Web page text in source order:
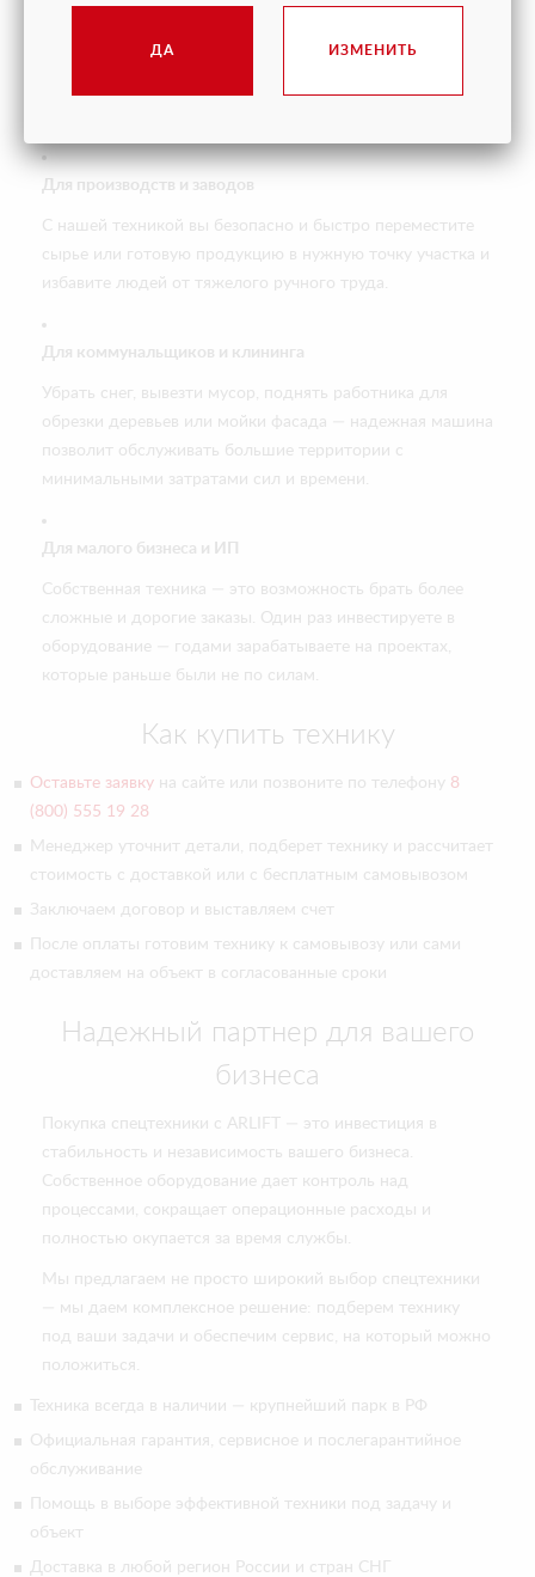
убытки. Собственная техника позволяет оперативно
Для производств и заводов
С нашей техникой вы безопасно и быстро переместите
сырье или готовую продукцию в нужную точку участка и
избавите людей от тяжелого ручного труда.
Для коммунальщиков и клининга
Убрать снег, вывезти мусор, поднять работника для
обрезки деревьев или мойки фасада — надежная машина
позволит обслуживать большие территории с
минимальными затратами сил и времени.
Для малого бизнеса и ИП
Собственная техника — это возможность брать более
сложные и дорогие заказы. Один раз инвестируете в
оборудование — годами зарабатываете на проектах,
которые раньше были не по силам.
Как купить технику
Оставьте заявку на сайте или позвоните по телефону 8
(800) 555 19 28
Менеджер уточнит детали, подберет технику и рассчитает
стоимость с доставкой или с бесплатным самовывозом
Заключаем договор и выставляем счет
После оплаты готовим технику к самовывозу или сами
доставляем на объект в согласованные сроки
Надежный партнер для вашего
бизнеса
Покупка спецтехники с ARLIFT — это инвестиция в
стабильность и независимость вашего бизнеса.
Собственное оборудование дает контроль над
процессами, сокращает операционные расходы и
полностью окупается за время службы.
Мы предлагаем не просто широкий выбор спецтехники
— мы даем комплексное решение: подберем технику
под ваши задачи и обеспечим сервис, на который можно
положиться.
Техника всегда в наличии — крупнейший парк в РФ
Официальная гарантия, сервисное и послегарантийное
обслуживание
Помощь в выборе эффективной техники под задачу и
объект
Доставка в любой регион России и стран СНГ
ДА ИЗМЕНИТЬ